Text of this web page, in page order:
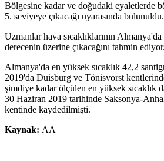
Bölgesine kadar ve doğudaki eyaletlerde
5. seviyeye çıkacağı uyarasında bulunuldu.
Uzmanlar hava sıcaklıklarının
derecenin üzerine çıkacağını tahmin ediyor.
Almanya'da en yüksek sıcaklık 42,2
2019'da Duisburg ve Tönisvorst
şimdiye kadar ölçülen en yüksek sıcaklık
30 Haziran 2019 tarihinde Saksonya-
kentinde kaydedilmişti.
Kaynak: AA